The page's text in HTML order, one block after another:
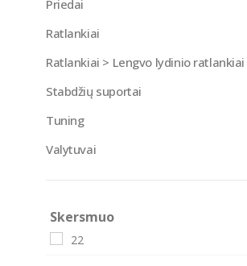
Priedai
Ratlankiai
Ratlankiai > Lengvo lydinio ratlankiai
Stabdžių suportai
Tuning
Valytuvai
Skersmuo
22